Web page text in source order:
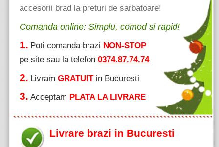
accesorii brad la preturi de sarbatoare!
Comanda online: Simplu, comod si rapid!
1. Poti comanda brazi NON-STOP
pe site sau la telefon0374.87.74.74
2. LivramGRATUITin Bucuresti
3. Acceptam PLATA LA LIVRARE
Livrare brazi in Bucuresti